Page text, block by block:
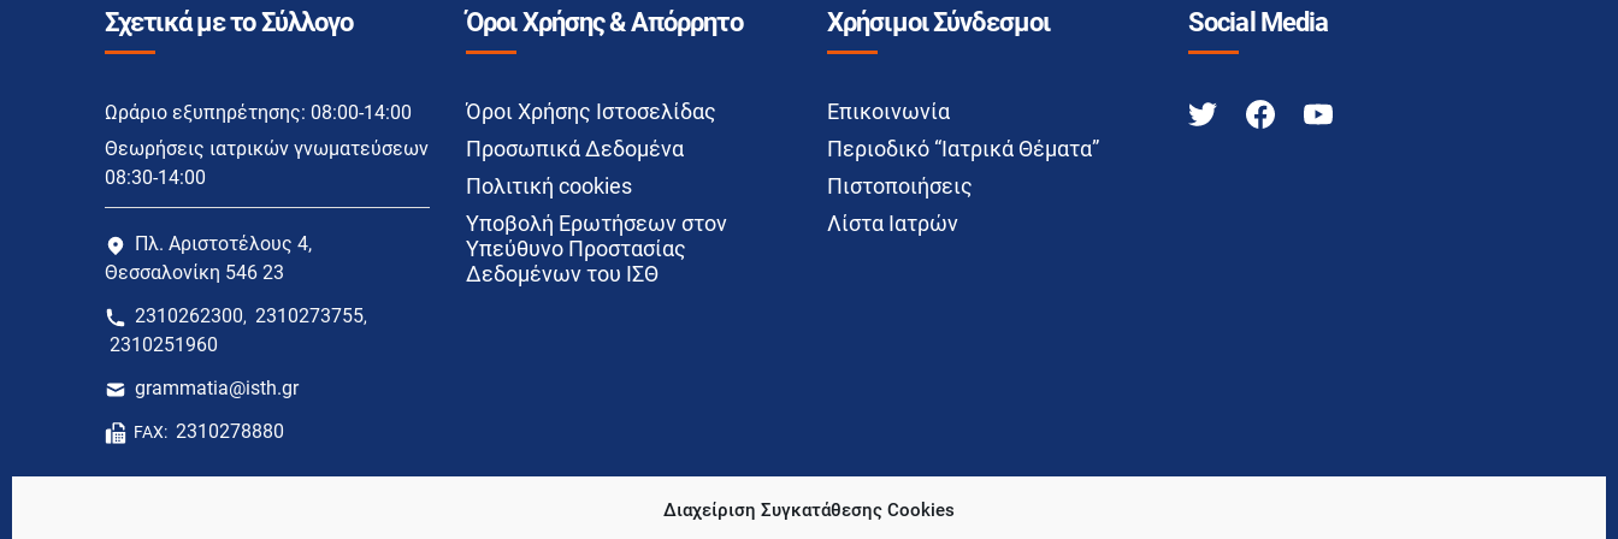
Διαχείριση Συγκατάθεσης Cookies
Σχετικά με το Σύλλογο
Ωράριο εξυπηρέτησης: 08:00-14:00
Θεωρήσεις ιατρικών γνωματεύσεων
08:30-14:00
Πλ. Αριστοτέλους 4,
Θεσσαλονίκη 546 23
2310262300, 2310273755,
2310251960
grammatia@isth.gr
FAX: 2310278880
Όροι Χρήσης & Απόρρητο
Όροι Χρήσης Ιστοσελίδας
Προσωπικά Δεδομένα
Πολιτική cookies
Υποβολή Ερωτήσεων στον
Υπεύθυνο Προστασίας
Δεδομένων του ΙΣΘ
Χρήσιμοι Σύνδεσμοι
Επικοινωνία
Περιοδικό “Ιατρικά Θέματα”
Πιστοποιήσεις
Λίστα Ιατρών
Social Media